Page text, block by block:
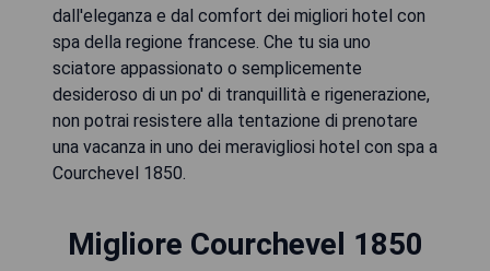
dall'eleganza e dal comfort dei migliori hotel con
spa della regione francese. Che tu sia uno
sciatore appassionato o semplicemente
desideroso di un po' di tranquillità e rigenerazione,
non potrai resistere alla tentazione di prenotare
una vacanza in uno dei meravigliosi hotel con spa a
Courchevel 1850.
Migliore Courchevel 1850